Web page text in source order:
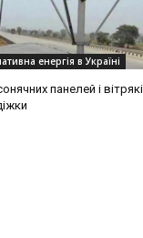
енергія в Україні
панелей і